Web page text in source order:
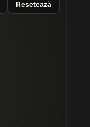
Resetează